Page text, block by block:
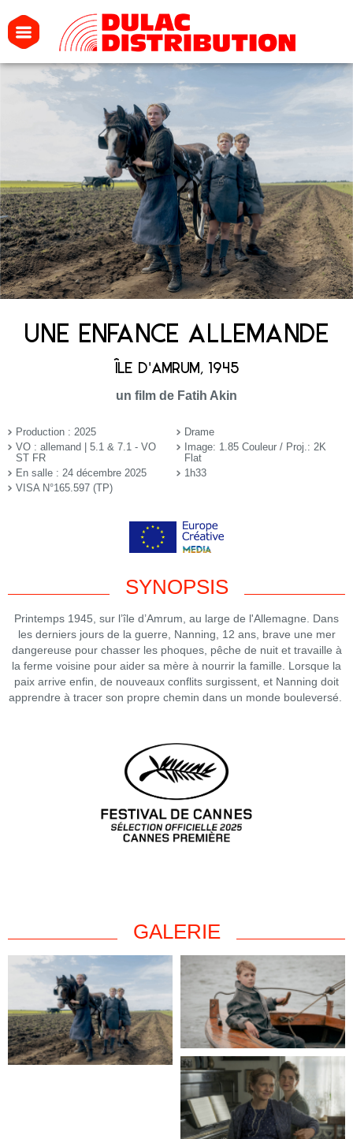
UNE ENFANCE ALLEMANDE
ÎLE D'AMRUM, 1945
un film de Fatih Akin
Production : 2025
Drame
VO : allemand | 5.1 & 7.1 - VO
ST FR
Image: 1.85 Couleur / Proj.: 2K
Flat
En salle : 24 décembre 2025
1h33
VISA N°165.597 (TP)
SYNOPSIS
Printemps 1945, sur l’île d’Amrum, au large de l'Allemagne. Dans
les derniers jours de la guerre, Nanning, 12 ans, brave une mer
dangereuse pour chasser les phoques, pêche de nuit et travaille à
la ferme voisine pour aider sa mère à nourrir la famille. Lorsque la
paix arrive enfin, de nouveaux conflits surgissent, et Nanning doit
apprendre à tracer son propre chemin dans un monde bouleversé.
GALERIE